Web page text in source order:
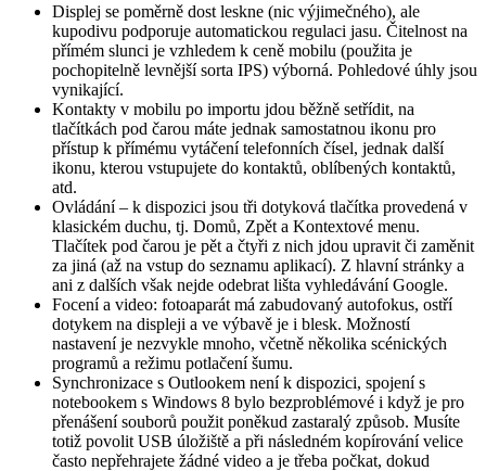
Displej se poměrně dost leskne (nic výjimečného), ale
kupodivu podporuje automatickou regulaci jasu. Čitelnost na
přímém slunci je vzhledem k ceně mobilu (použita je
pochopitelně levnější sorta IPS) výborná. Pohledové úhly jsou
vynikající.
Kontakty v mobilu po importu jdou běžně setřídit, na
tlačítkách pod čarou máte jednak samostatnou ikonu pro
přístup k přímému vytáčení telefonních čísel, jednak další
ikonu, kterou vstupujete do kontaktů, oblíbených kontaktů,
atd.
Ovládání – k dispozici jsou tři dotyková tlačítka provedená v
klasickém duchu, tj. Domů, Zpět a Kontextové menu.
Tlačítek pod čarou je pět a čtyři z nich jdou upravit či zaměnit
za jiná (až na vstup do seznamu aplikací). Z hlavní stránky a
ani z dalších však nejde odebrat lišta vyhledávání Google.
Focení a video: fotoaparát má zabudovaný autofokus, ostří
dotykem na displeji a ve výbavě je i blesk. Možností
nastavení je nezvykle mnoho, včetně několika scénických
programů a režimu potlačení šumu.
Synchronizace s Outlookem není k dispozici, spojení s
notebookem s Windows 8 bylo bezproblémové i když je pro
přenášení souborů použit poněkud zastaralý způsob. Musíte
totiž povolit USB úložiště a při následném kopírování velice
často nepřehrajete žádné video a je třeba počkat, dokud